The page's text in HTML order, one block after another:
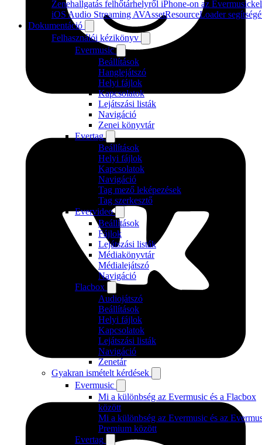
Zenehallgatás felhőtárhelyről iPhone-on az Evermusickel
iOS Audio Streaming AVAssetResourceLoader
Dokumentáció
Felhasználói kézikönyv
Evermusic
Beállítások
Hanglejátszó
Helyi fájlok
Kapcsolatok
Lejátszási listák
Navigáció
Zenei könyvtár
Evertag
Beállítások
Helyi fájlok
Kapcsolatok
Navigáció
Tag mező leképezések
Tag szerkesztő
Evervideo
Beállítások
Fájlok
Lejátszási listák
Médiakönyvtár
Médialejátszó
Navigáció
Flacbox
Audiojátszó
Beállítások
Helyi fájlok
Kapcsolatok
Lejátszási listák
Navigáció
Zenetár
Gyakran ismételt kérdések
Evermusic
Mi a különbség az Evermusic és a Flacbox
között
Mi a különbség az Evermusic és az
Premium között
Evertag